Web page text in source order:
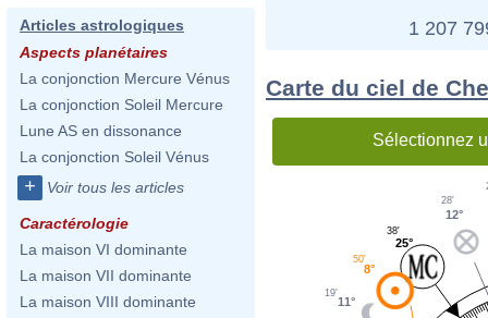
Articles astrologiques
Aspects planétaires
La conjonction Mercure Vénus
La conjonction Soleil Mercure
Lune AS en dissonance
La conjonction Soleil Vénus
+ Voir tous les articles
Caractérologie
La maison VI dominante
La maison VII dominante
La maison VIII dominante
1 207
Carte du ciel de
Sélectionnez
12°
28'
25°
38'
8°
50'
11°
19'